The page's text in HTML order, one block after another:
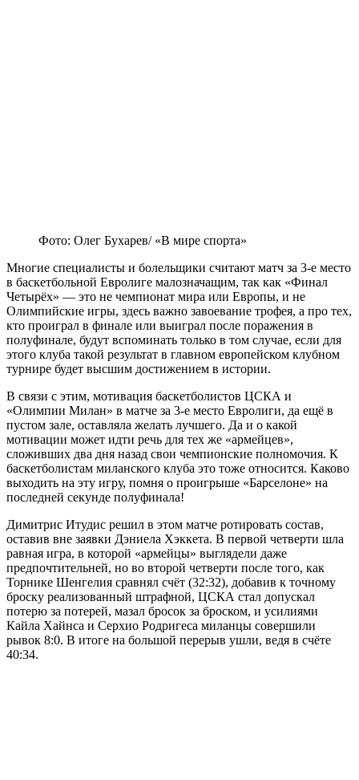
Фото: Олег Бухарев/ «В мире спорта»
Многие специалисты и болельщики считают матч за 3-е место
в баскетбольной Евролиге малозначащим, так как «Финал
Четырёх» — это не чемпионат мира или Европы, и не
Олимпийские игры, здесь важно завоевание трофея, а про тех,
кто проиграл в финале или выиграл после поражения в
полуфинале, будут вспоминать только в том случае, если для
этого клуба такой результат в главном европейском клубном
турнире будет высшим достижением в истории.
В связи с этим, мотивация баскетболистов ЦСКА и
«Олимпии Милан» в матче за 3-е место Евролиги, да ещё в
пустом зале, оставляла желать лучшего. Да и о какой
мотивации может идти речь для тех же «армейцев»,
сложивших два дня назад свои чемпионские полномочия. К
баскетболистам миланского клуба это тоже относится. Каково
выходить на эту игру, помня о проигрыше «Барселоне» на
последней секунде полуфинала!
Димитрис Итудис решил в этом матче ротировать состав,
оставив вне заявки Дэниела Хэккета. В первой четверти шла
равная игра, в которой «армейцы» выглядели даже
предпочтительней, но во второй четверти после того, как
Торнике Шенгелия сравнял счёт (32:32), добавив к точному
броску реализованный штрафной, ЦСКА стал допускал
потерю за потерей, мазал бросок за броском, и усилиями
Кайла Хайнса и Серхио Родригеса миланцы совершили
рывок 8:0. В итоге на большой перерыв ушли, ведя в счёте
40:34.